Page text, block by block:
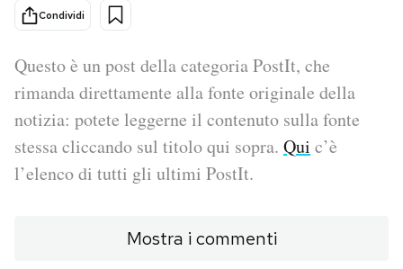
PODCAST
NEWSLETTER
I MIEI PREFERITI
Condividi
Questo è un post della categoria PostIt, che
rimanda direttamente alla fonte originale della
notizia: potete leggerne il contenuto sulla fonte
stessa cliccando sul titolo qui sopra. Qui c’è
l’elenco di tutti gli ultimi PostIt.
Mostra i commenti